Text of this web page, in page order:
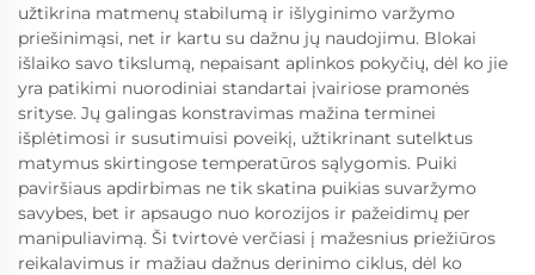
užtikrina matmenų stabilumą ir išlyginimo varžymo
priešinimąsi, net ir kartu su dažnu jų naudojimu. Blokai
išlaiko savo tikslumą, nepaisant aplinkos pokyčių, dėl ko jie
yra patikimi nuorodiniai standartai įvairiose pramonės
srityse. Jų galingas konstravimas mažina terminei
išplėtimosi ir susutimuisi poveikį, užtikrinant sutelktus
matymus skirtingose temperatūros sąlygomis. Puiki
paviršiaus apdirbimas ne tik skatina puikias suvaržymo
savybes, bet ir apsaugo nuo korozijos ir pažeidimų per
manipuliavimą. Ši tvirtovė verčiasi į mažesnius priežiūros
reikalavimus ir mažiau dažnus derinimo ciklus, dėl ko